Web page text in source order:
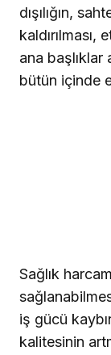
dışılığın,
ana başlıklar
bütün içinde
Sağlık
iş gücü
kalitesinin